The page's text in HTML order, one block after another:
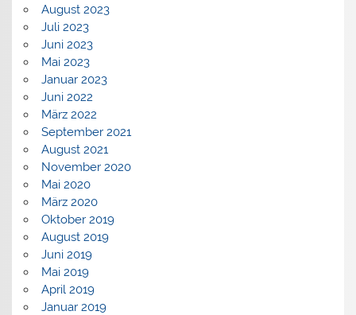
August 2023
Juli 2023
Juni 2023
Mai 2023
Januar 2023
Juni 2022
März 2022
September 2021
August 2021
November 2020
Mai 2020
März 2020
Oktober 2019
August 2019
Juni 2019
Mai 2019
April 2019
Januar 2019